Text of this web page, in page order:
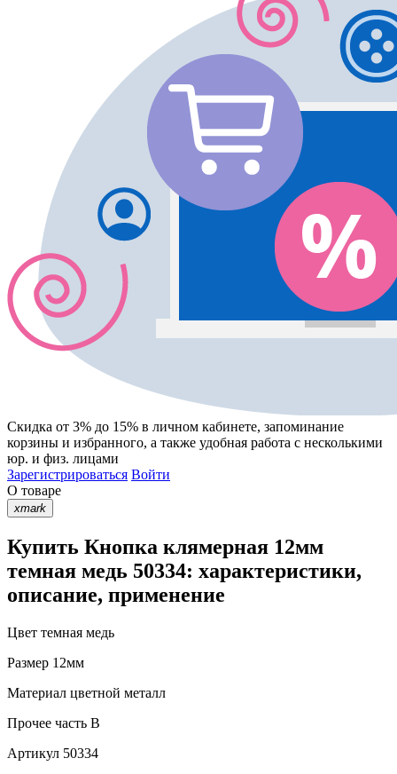
Скидка от 3% до 15% в личном кабинете, запоминание
корзины и избранного, а также удобная работа с несколькими
юр. и физ. лицами
Зарегистрироваться Войти
О товаре
xmark
Купить Кнопка клямерная 12мм
темная медь 50334: характеристики,
описание, применение
Цвет темная медь
Размер 12мм
Материал цветной металл
Прочее часть B
Артикул 50334